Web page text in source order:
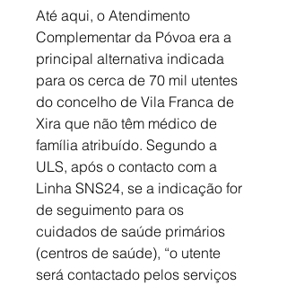
Até aqui, o Atendimento
Complementar da Póvoa era a
principal alternativa indicada
para os cerca de 70 mil utentes
do concelho de Vila Franca de
Xira que não têm médico de
família atribuído. Segundo a
ULS, após o contacto com a
Linha SNS24, se a indicação for
de seguimento para os
cuidados de saúde primários
(centros de saúde), “o utente
será contactado pelos serviços